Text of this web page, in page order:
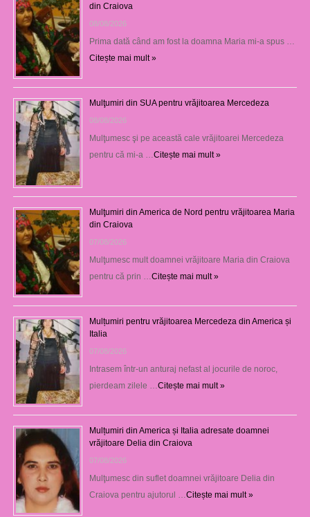
din Craiova
08/08/2026
Prima dată când am fost la doamna Maria mi-a spus …
Citește mai mult »
Mulţumiri din SUA pentru vrăjitoarea Mercedeza
08/08/2026
Mulţumesc şi pe această cale vrăjitoarei Mercedeza
pentru că mi-a …Citește mai mult »
Mulţumiri din America de Nord pentru vrăjitoarea Maria
din Craiova
07/08/2026
Mulţumesc mult doamnei vrăjitoare Maria din Craiova
pentru că prin …Citește mai mult »
Mulțumiri pentru vrăjitoarea Mercedeza din America și
Italia
07/08/2026
Intrasem într-un anturaj nefast al jocurile de noroc,
pierdeam zilele …Citește mai mult »
Mulțumiri din America și Italia adresate doamnei
vrăjitoare Delia din Craiova
07/08/2026
Mulţumesc din suflet doamnei vrăjitoare Delia din
Craiova pentru ajutorul …Citește mai mult »